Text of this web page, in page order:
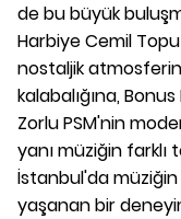
de bu büyük
Harbiye Cemil
nostaljik
kalabalığına,
Zorlu PSM'nin
yanı müziğin farklı
İstanbul'da
yaşanan bir